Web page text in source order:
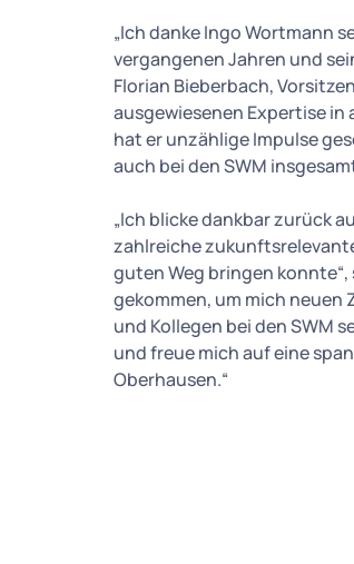
„Ich danke Ingo Wortmann
vergangenen Jahren und
Florian Bieberbach,
ausgewiesenen Expertise
hat er unzählige Impulse
auch bei den SWM
„Ich blicke dankbar zurück
zahlreiche
guten Weg bringen
gekommen, um mich neuen
und Kollegen bei den SWM
und freue mich auf eine
Oberhausen.“